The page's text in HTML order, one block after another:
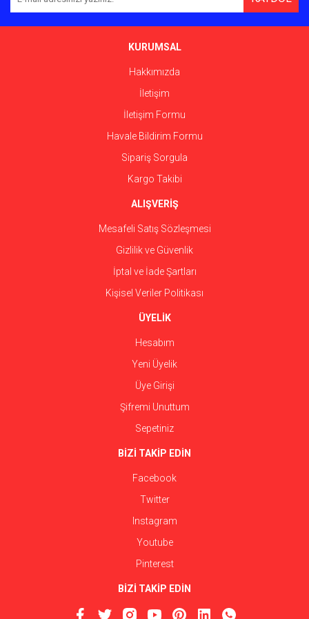
Ürün açıklamasında eksik bilgiler bulunuyor.
Ürün fiyatı diğer sitelerden daha pahalı.
Gönder
KURUMSAL
Hakkımızda
İletişim
İletişim Formu
Havale Bildirim Formu
Sipariş Sorgula
Kargo Takibi
ALIŞVERİŞ
Mesafeli Satış Sözleşmesi
Gizlilik ve Güvenlik
İptal ve İade Şartları
Kişisel Veriler Politikası
ÜYELİK
Hesabım
Yeni Üyelik
Üye Girişi
Şifremi Unuttum
Sepetiniz
BİZİ TAKİP EDİN
Facebook
Twitter
Instagram
Youtube
Pinterest
BİZİ TAKİP EDİN